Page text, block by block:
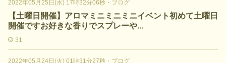
2022年05月25日(水) 17時32分06秒 ・ ブログ
【土曜日開催】アロマミニミニミニイベント初めて土曜日
開催ですお好きな香りでスプレーや...
31
2022年05月24日(火) 01時31分27秒 ・ ブログ